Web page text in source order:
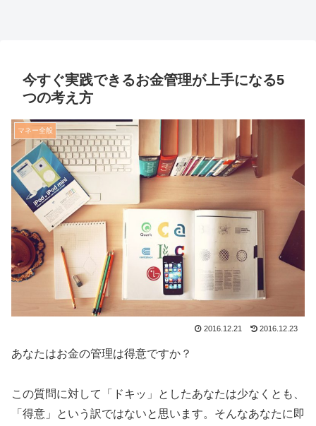
今すぐ実践できるお金管理が上手になる5
つの考え方
マネー全般
2016.12.21 2016.12.23
あなたはお金の管理は得意ですか？
この質問に対して「ドキッ」としたあなたは少なくとも、
「得意」という訳ではないと思います。そんなあなたに即